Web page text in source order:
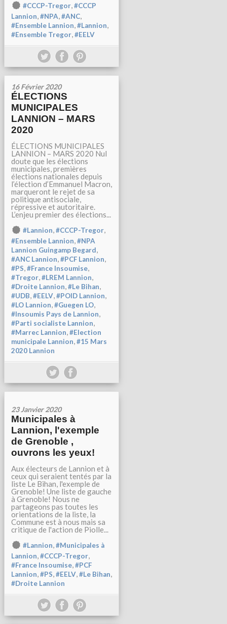
#CCCP-Tregor,#CCCP
Lannion,#NPA,#ANC,
#Ensemble Lannion,#Lannion,
#Ensemble Tregor,#EELV
16 Février 2020
ÉLECTIONS
MUNICIPALES
LANNION – MARS
2020
ÉLECTIONS MUNICIPALES
LANNION – MARS 2020 Nul
doute que les élections
municipales, premières
élections nationales depuis
l’élection d’Emmanuel Macron,
marqueront le rejet de sa
politique antisociale,
répressive et autoritaire.
L’enjeu premier des élections...
#Lannion,#CCCP-Tregor,
#Ensemble Lannion,#NPA
Lannion Guingamp Begard,
#ANC Lannion,#PCF Lannion,
#PS,#France Insoumise,
#Tregor,#LREM Lannion,
#Droite Lannion,#Le Bihan,
#UDB,#EELV,#POID Lannion,
#LO Lannion,#Guegen LO,
#Insoumis Pays de Lannion,
#Parti socialiste Lannion,
#Marrec Lannion,#Election
municipale Lannion,#15 Mars
2020 Lannion
23 Janvier 2020
Municipales à
Lannion, l'exemple
de Grenoble ,
ouvrons les yeux!
Aux électeurs de Lannion et à
ceux qui seraient tentés par la
liste Le Bihan, l'exemple de
Grenoble! Une liste de gauche
à Grenoble! Nous ne
partageons pas toutes les
orientations de la liste, la
Commune est à nous mais sa
critique de l'action de Piolle...
#Lannion,#Municipales à
Lannion,#CCCP-Tregor,
#France Insoumise,#PCF
Lannion,#PS,#EELV,#Le Bihan,
#Droite Lannion